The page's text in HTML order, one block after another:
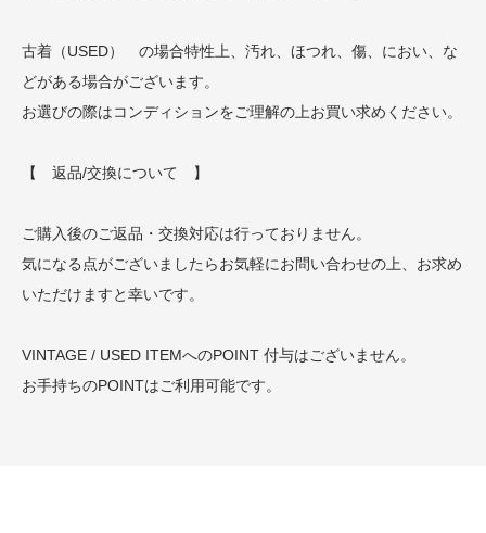
古着（USED） の場合特性上、汚れ、ほつれ、傷、におい、な
どがある場合がございます。
お選びの際はコンディションをご理解の上お買い求めください。
【 返品/交換について 】
ご購入後のご返品・交換対応は行っておりません。
気になる点がございましたらお気軽にお問い合わせの上、お求め
いただけますと幸いです。
VINTAGE / USED ITEMへのPOINT 付与はございません。
お手持ちのPOINTはご利用可能です。